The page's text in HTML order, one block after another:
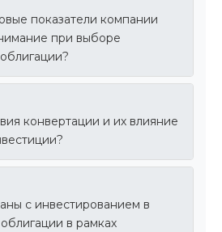
показатели компании
при выборе
конвертации и их влияние
с инвестированием в
в рамках